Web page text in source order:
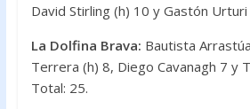
David Stirling (h) 10 y Gastón
La Dolfina Brava: Bautista
Terrera (h) 8, Diego Cavanagh 7 y
Total: 25.